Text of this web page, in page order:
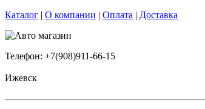
Каталог | О компании | Оплата | Доставка
Телефон: +7(908)911-66-15
Ижевск